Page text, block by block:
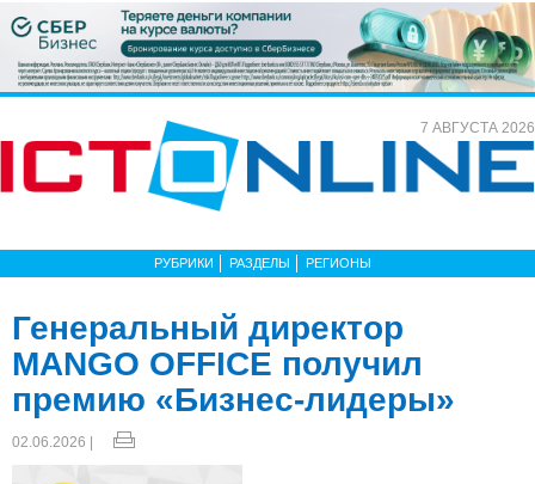
7 АВГУСТА 2026
РУБРИКИ РАЗДЕЛЫ РЕГИОНЫ
Генеральный директор
MANGO OFFICE получил
премию «Бизнес-лидеры»
02.06.2026 |